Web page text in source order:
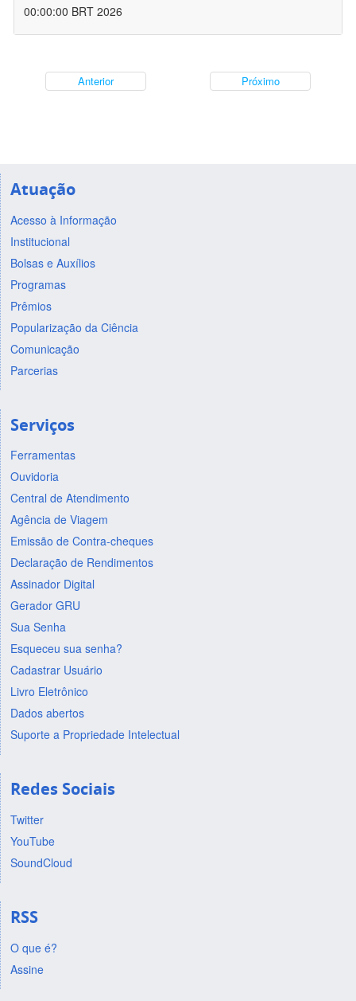
00:00:00 BRT 2026
Anterior Próximo
Atuação
Acesso à Informação
Institucional
Bolsas e Auxílios
Programas
Prêmios
Popularização da Ciência
Comunicação
Parcerias
Serviços
Ferramentas
Ouvidoria
Central de Atendimento
Agência de Viagem
Emissão de Contra-cheques
Declaração de Rendimentos
Assinador Digital
Gerador GRU
Sua Senha
Esqueceu sua senha?
Cadastrar Usuário
Livro Eletrônico
Dados abertos
Suporte a Propriedade Intelectual
Redes Sociais
Twitter
YouTube
SoundCloud
RSS
O que é?
Assine